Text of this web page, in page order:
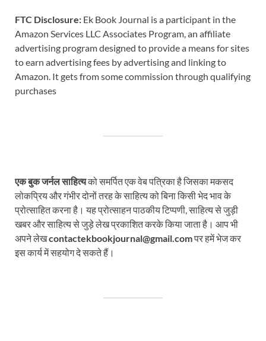
FTC Disclosure: Ek Book Journal is a participant in the
Amazon Services LLC Associates Program, an affiliate
advertising program designed to provide a means for sites
to earn advertising fees by advertising and linking to
Amazon. It gets from some commission through qualifying
purchases
एक बुक जर्नल साहित्यको समर्पित एक वेब पत्रिका है जिसका मकसद
लोकप्रिय और गंभीर दोनों तरह के साहित्य को बिना किसी भेद भाव के
प्रोत्साहित करना है। यह प्रोत्साहन पाठकीय टिप्पणी, साहित्य से जुड़ी
खबर और साहित्य से जुड़े लेख प्रकाशित करके किया जाता है। आप भी
अपने लेखcontactekbookjournal@gmail.comपर हमें भेज कर
इस कार्य में सहयोग दे सकते हैं।